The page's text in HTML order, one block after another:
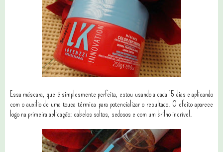
Essa máscara, que é simplesmente perfeita, estou usando a cada 15 dias e aplicando
com o auxilio de uma touca térmica para potencializar o resultado. O efeito aparece
logo na primeira aplicação: cabelos soltos, sedosos e com um brilho incrível.